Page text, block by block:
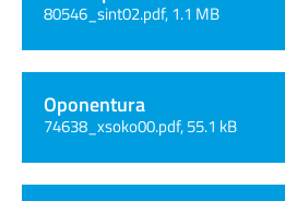
80546_sint02.pdf, 1.1 MB
Oponentura
74638_xsoko00.pdf, 55.1 kB